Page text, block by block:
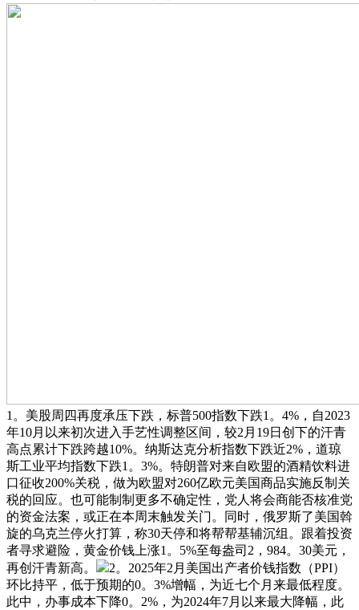
1。美股周四再度承压下跌，标普500指数下跌1。4%，自2023
年10月以来初次进入手艺性调整区间，较2月19日创下的汗青
高点累计下跌跨越10%。纳斯达克分析指数下跌近2%，道琼
斯工业平均指数下跌1。3%。特朗普对来自欧盟的酒精饮料进
口征收200%关税，做为欧盟对260亿欧元美国商品实施反制关
税的回应。也可能制制更多不确定性，党人将会商能否核准党
的资金法案，或正在本周末触发关门。同时，俄罗斯了美国斡
旋的乌克兰停火打算，称30天停和将帮帮基辅沉组。跟着投资
者寻求避险，黄金价钱上涨1。5%至每盎司2，984。30美元，
再创汗青新高。
2。2025年2月美国出产者价钱指数（PPI）
环比持平，低于预期的0。3%增幅，为近七个月来最低程度。
此中，办事成本下降0。2%，为2024年7月以来最大降幅，此